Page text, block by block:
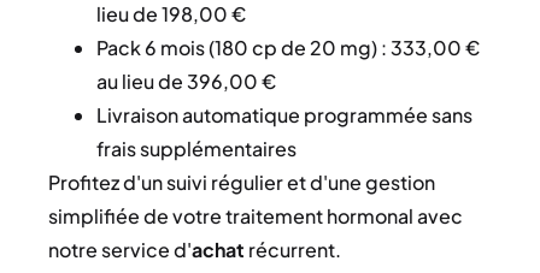
lieu de 198,00 €
Pack 6 mois (180 cp de 20 mg) : 333,00 €
au lieu de 396,00 €
Livraison automatique programmée sans
frais supplémentaires
Profitez d'un suivi régulier et d'une gestion
simplifiée de votre traitement hormonal avec
notre service d'achat récurrent.